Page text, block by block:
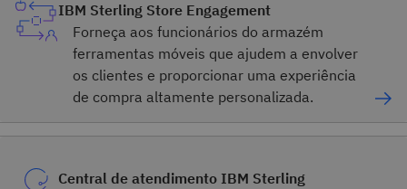
IBM Sterling Store Engagement
Forneça aos funcionários do armazém
ferramentas móveis que ajudem a envolver
os clientes e proporcionar uma experiência
de compra altamente personalizada.
Central de atendimento IBM Sterling